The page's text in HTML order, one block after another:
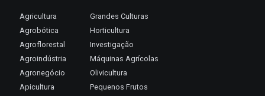
Agricultura
Agrobótica
Agroflorestal
Agroindústria
Agronegócio
Apicultura
Grandes Culturas
Horticultura
Investigação
Máquinas Agrícolas
Olivicultura
Pequenos Frutos